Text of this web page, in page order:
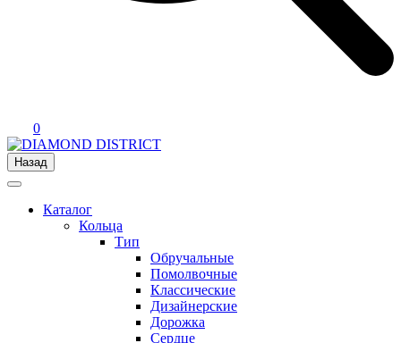
0
Назад
Каталог
Кольца
Тип
Обручальные
Помолвочные
Классические
Дизайнерские
Дорожка
Сердце